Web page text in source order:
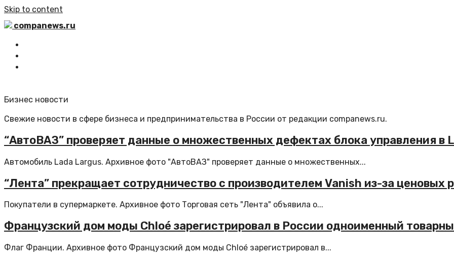
Skip to content
companews.ru
Бизнес новости
Свежие новости в сфере бизнеса и предпринимательства в России от редакции companews.ru.
“АвтоВАЗ” проверяет данные о множественных дефектах блока управления в
Автомобиль Lada Largus. Архивное фото "АвтоВАЗ" проверяет данные о множественных...
“Лента” прекращает сотрудничество с производителем Vanish из-за ценовых
Покупатели в супермаркете. Архивное фото Торговая сеть "Лента" объявила о...
Французский дом моды Chloé зарегистрировал в России одноименный
Флаг Франции. Архивное фото Французский дом моды Chloé зарегистрировал в...